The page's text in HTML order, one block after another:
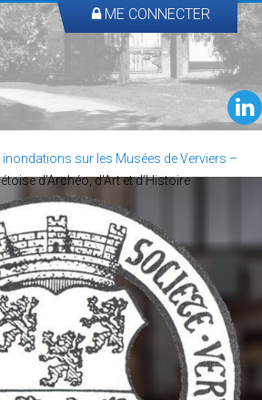
ME CONNECTER
inondations sur les Musées de Verviers –
d’Archéo, d’Art et d’Histoire